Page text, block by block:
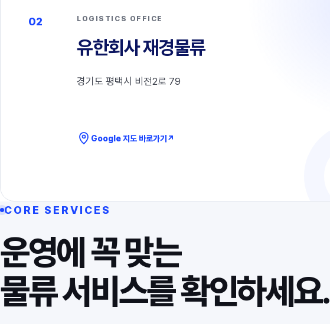
02 LOGISTICS OFFICE
유한회사 재경물류
경기도 평택시 비전2로 79
Google 지도 바로가기 ↗
CORE SERVICES
운영에 꼭 맞는
물류 서비스를 확인하세요.